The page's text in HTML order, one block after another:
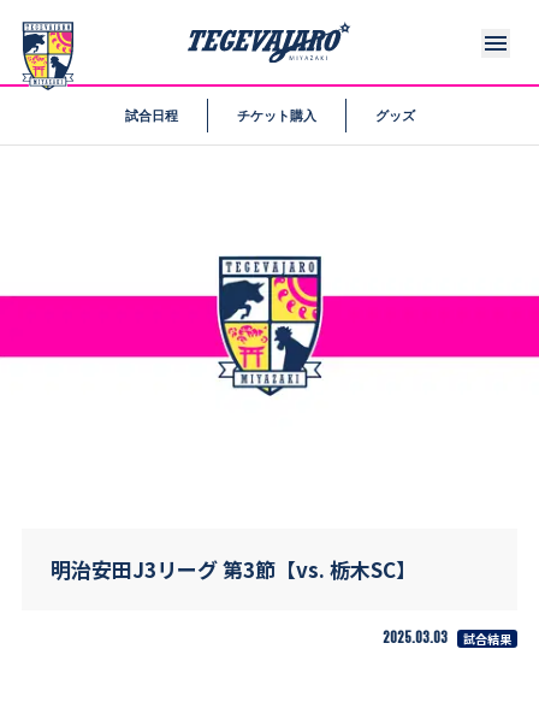
試合日程 チケット購入 グッズ
明治安田J3リーグ 第3節【vs. 栃木SC】
2025.03.03 試合結果